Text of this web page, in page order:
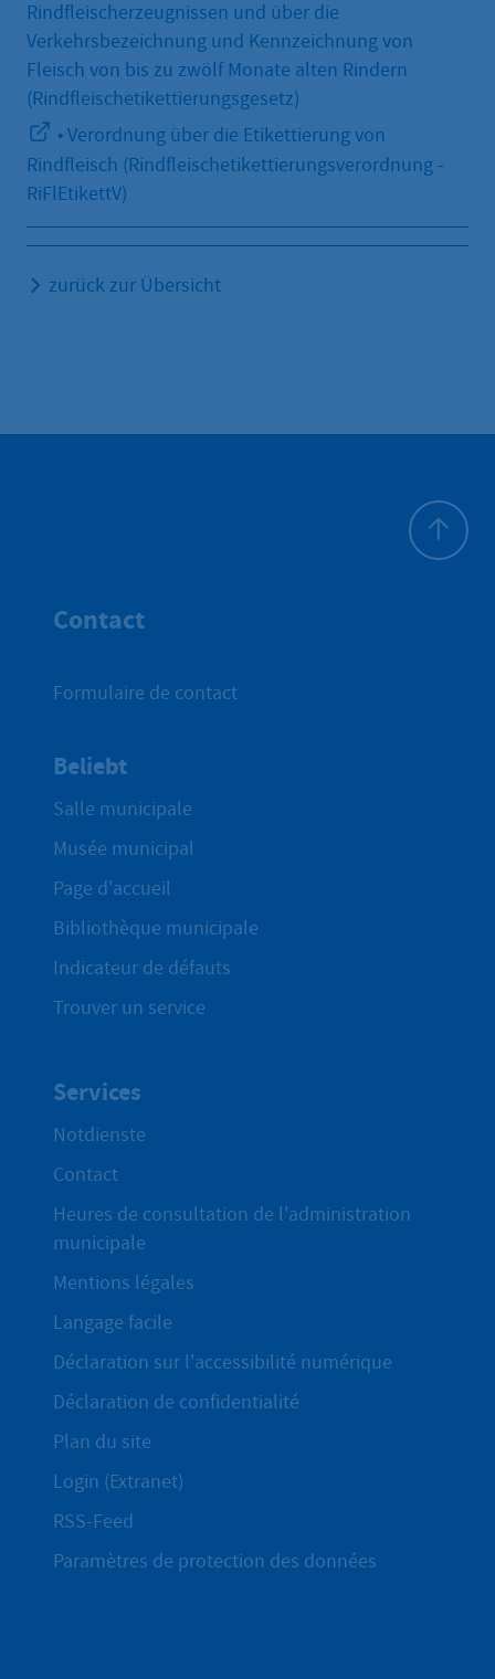
Rindfleischerzeugnissen und über die
Verkehrsbezeichnung und Kennzeichnung von
Fleisch von bis zu zwölf Monate alten Rindern
(Rindfleischetikettierungsgesetz)
• Verordnung über die Etikettierung von
Rindfleisch (Rindfleischetikettierungsverordnung -
RiFlEtikettV)
zurück zur Übersicht
Contact
Formulaire de contact
Beliebt
Salle municipale
Musée municipal
Page d'accueil
Bibliothèque municipale
Indicateur de défauts
Trouver un service
Services
Notdienste
Contact
Heures de consultation de l'administration
municipale
Mentions légales
Langage facile
Déclaration sur l'accessibilité numérique
Déclaration de confidentialité
Plan du site
Login (Extranet)
RSS-Feed
Paramètres de protection des données